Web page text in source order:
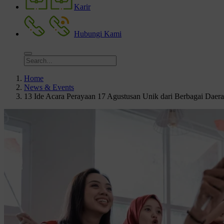
Karir
Hubungi Kami
Home
News & Events
13 Ide Acara Perayaan 17 Agustusan Unik dari Berbagai